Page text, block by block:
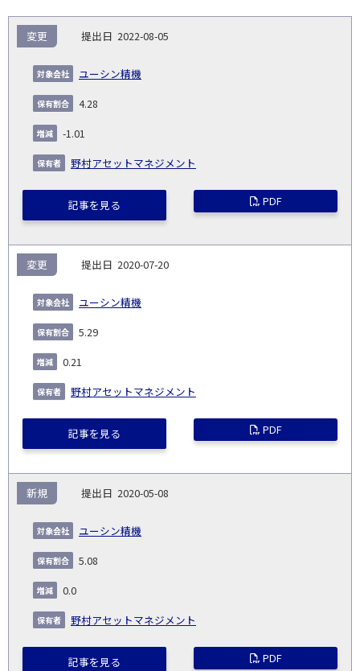
NO.
告
義
務
発
生
日
出
コー
2022-08-05
ユーシン精機
変更
4.28
-1.01
野村アセットマネジメント
記事を見る PDF
2020-07-20
ユーシン精機
変更
5.29
0.21
野村アセットマネジメント
記事を見る PDF
2020-05-08
ユーシン精機
新規
5.08
0.0
野村アセットマネジメント
記事を見る PDF